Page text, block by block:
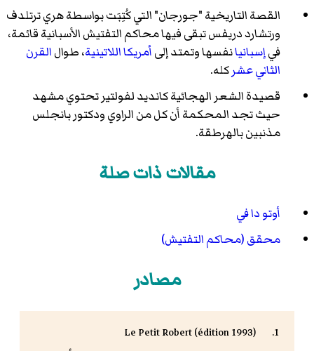
القصة التاريخية "جورجان" التي كُتِبَت بواسطة هري ترتلدف
ورتشارد دريفس تبقى فيها محاكم التفتيش الأسبانية قائمة،
فيإسبانيانفسها وتمتد إلىأمريكا اللاتينية، طوالالقرن
الثاني عشركله.
قصيدة الشعر الهجائية كانديد لفولتير تحتوي مشهد
حيث تجد المحكمة أن كل من الراوي ودكتور بانجلس
مذنبين بالهرطقة.
مقالات ذات صلة
أوتو دا في
محقق (محاكم التفتيش)
مصادر
Le Petit Robert (édition 1993)